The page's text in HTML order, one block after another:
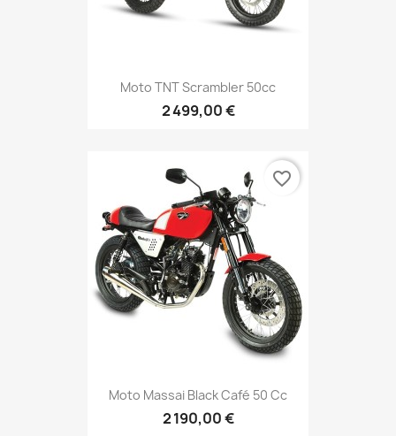
Moto TNT Scrambler 50cc
2 499,00 €
Moto Massai Black Café 50 Cc
2 190,00 €
favorite_border